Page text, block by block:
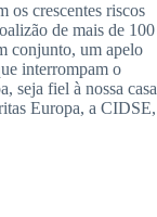
os crescentes riscos
de mais de 100
conjunto, um apelo
interrompam o
seja fiel à nossa casa
Europa, a CIDSE,